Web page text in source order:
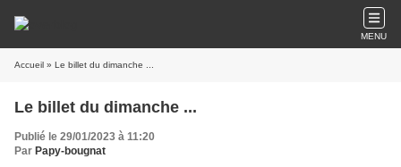
MENU
Accueil » Le billet du dimanche ...
Le billet du dimanche ...
Publié le 29/01/2023 à 11:20
Par Papy-bougnat